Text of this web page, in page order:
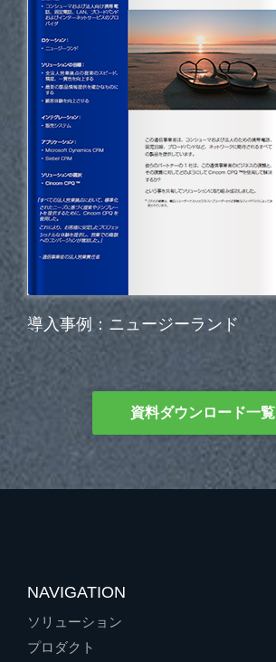
導入事例：ニュージーランド
資料ダウンロード一覧
NAVIGATION
ソリューション
プロダクト